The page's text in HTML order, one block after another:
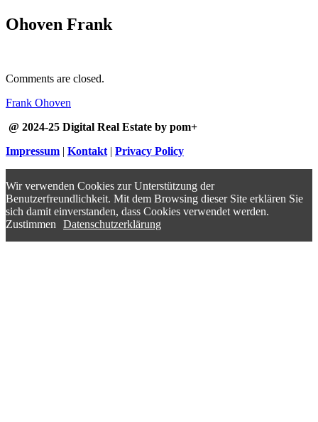
Ohoven Frank
Comments are closed.
Frank Ohoven
@ 2024-25 Digital Real Estate by pom+
Impressum | Kontakt | Privacy Policy
Wir verwenden Cookies zur Unterstützung der
Benutzerfreundlichkeit. Mit dem Browsing dieser Site erklären Sie
sich damit einverstanden, dass Cookies verwendet werden.
Zustimmen
Datenschutzerklärung